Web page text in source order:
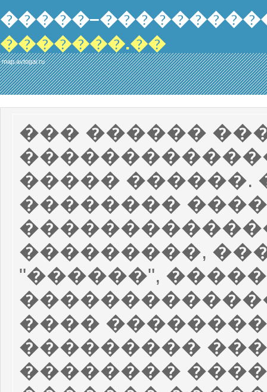
�������.��
map.avtogai.ru
��� ������
����� ������.
��������
���������,
"������",
����
���������
��������